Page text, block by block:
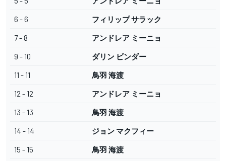
6 - 6 フィリップ サラック
7 - 8 アンドレア ミーニョ
9 - 10 ダリン ビンダー
11 - 11 鳥羽 海渡
12 - 12 アンドレア ミーニョ
13 - 13 鳥羽 海渡
14 - 14 ジョン マクフィー
15 - 15 鳥羽 海渡